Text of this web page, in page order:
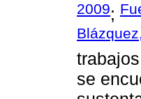
2009;
se